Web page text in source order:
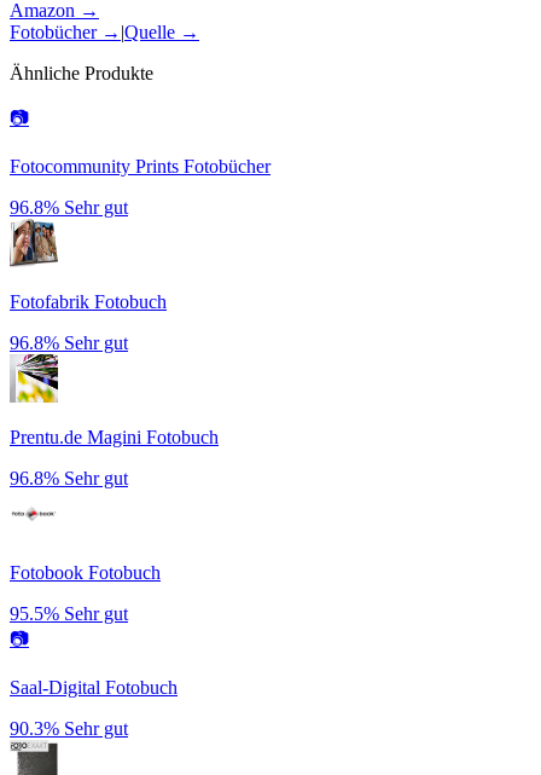
Amazon →
Fotobücher→ |Quelle →
Ähnliche Produkte
📷
Fotocommunity Prints Fotobücher
96.8% Sehr gut
Fotofabrik Fotobuch
96.8% Sehr gut
Prentu.de Magini Fotobuch
96.8% Sehr gut
Fotobook Fotobuch
95.5% Sehr gut
📷
Saal-Digital Fotobuch
90.3% Sehr gut